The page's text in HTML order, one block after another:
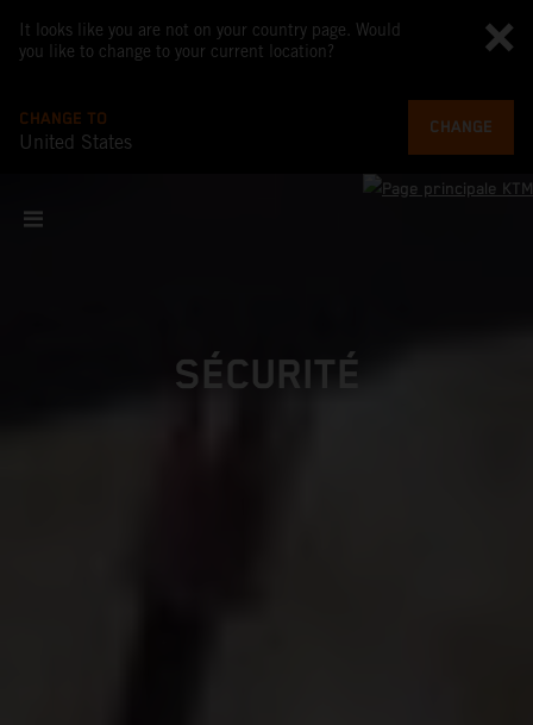
It looks like you are not on your country page. Would
you like to change to your current location?
CHANGE TO
United States
CHANGE
SÉCURITÉ